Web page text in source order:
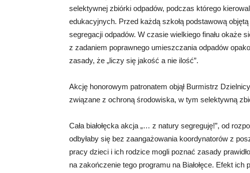
selektywnej zbiórki odpadów, podczas którego
edukacyjnych. Przed każdą szkołą podstawową
segregacji odpadów. W czasie wielkiego finału okaże
z zadaniem poprawnego umieszczania odpadów
zasady, że „liczy się jakość a nie ilość”.
Akcję honorowym patronatem objął Burmistrz
związane z ochroną środowiska, w tym selektywną
Cała białołęcka akcja „… z natury segreguję!”, od
odbyłaby się bez zaangażowania koordynatorów z
pracy dzieci i ich rodzice mogli poznać zasady
na zakończenie tego programu na Białołęce. Efekt